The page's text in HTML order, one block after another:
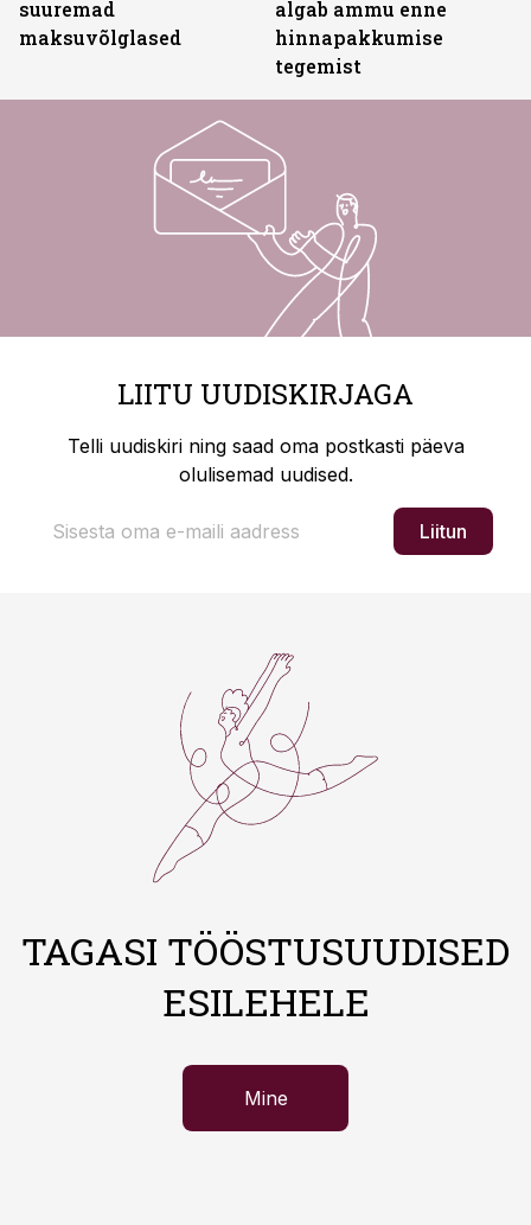
suuremad
maksuvõlglased
algab ammu enne
hinnapakkumise
tegemist
LIITU UUDISKIRJAGA
Telli uudiskiri ning saad oma postkasti päeva
olulisemad uudised.
Liitun
TAGASI TÖÖSTUSUUDISED
ESILEHELE
Mine